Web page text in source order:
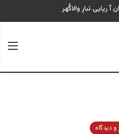
آ ریایی تبارِ والاگُهر
و دیدگاه